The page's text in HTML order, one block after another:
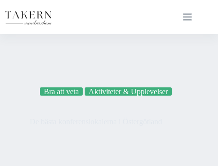
till
innehåll
Bra att veta Aktiviteter & Upplevelser